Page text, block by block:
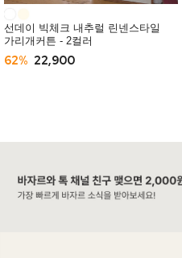
선데이 빅체크 내추럴 린넨스타일
가리개커튼 - 2컬러
62% 22,900